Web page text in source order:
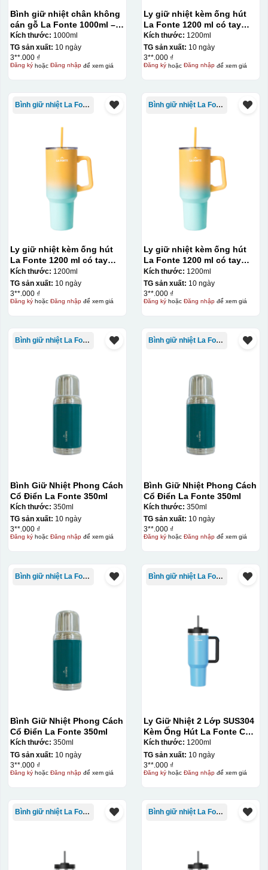
Bình giữ nhiệt chân không
cán gỗ La Fonte 1000ml –
011679
Kích thước: 1000ml
TG sản xuất: 10 ngày
3**.000 ₫
Đăng kýhoặc Đăng nhậpđể xem giá
Ly giữ nhiệt kèm ống hút
La Fonte 1200 ml có tay
cầm – 012317
Kích thước: 1200ml
TG sản xuất: 10 ngày
3**.000 ₫
Đăng kýhoặc Đăng nhậpđể xem giá
Bình giữ nhiệt La Fonte
Ly giữ nhiệt kèm ống hút
La Fonte 1200 ml có tay
cầm – 012317
Kích thước: 1200ml
TG sản xuất: 10 ngày
3**.000 ₫
Đăng kýhoặc Đăng nhậpđể xem giá
Bình giữ nhiệt La Fonte
Ly giữ nhiệt kèm ống hút
La Fonte 1200 ml có tay
cầm – 012317
Kích thước: 1200ml
TG sản xuất: 10 ngày
3**.000 ₫
Đăng kýhoặc Đăng nhậpđể xem giá
Bình giữ nhiệt La Fonte
Bình Giữ Nhiệt Phong Cách
Cổ Điển La Fonte 350ml
Kích thước: 350ml
TG sản xuất: 10 ngày
3**.000 ₫
Đăng kýhoặc Đăng nhậpđể xem giá
Bình giữ nhiệt La Fonte
Bình Giữ Nhiệt Phong Cách
Cổ Điển La Fonte 350ml
Kích thước: 350ml
TG sản xuất: 10 ngày
3**.000 ₫
Đăng kýhoặc Đăng nhậpđể xem giá
Bình giữ nhiệt La Fonte
Bình Giữ Nhiệt Phong Cách
Cổ Điển La Fonte 350ml
Kích thước: 350ml
TG sản xuất: 10 ngày
3**.000 ₫
Đăng kýhoặc Đăng nhậpđể xem giá
Bình giữ nhiệt La Fonte
Ly Giữ Nhiệt 2 Lớp SUS304
Kèm Ống Hút La Fonte Có
Tay Cầm 1200ml
Kích thước: 1200ml
TG sản xuất: 10 ngày
3**.000 ₫
Đăng kýhoặc Đăng nhậpđể xem giá
Bình giữ nhiệt La Fonte Bình giữ nhiệt La Fonte